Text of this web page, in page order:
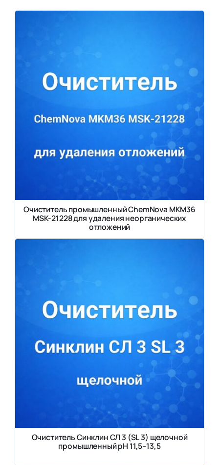
Очиститель промышленный ChemNova MKM36
MSK-21228 для удаления неорганических
отложений
Очиститель Синклин СЛ 3 (SL 3) щелочной
промышленный рН 11,5–13,5